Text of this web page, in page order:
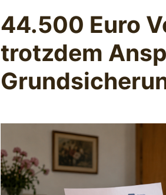
44.500 Euro
trotzdem